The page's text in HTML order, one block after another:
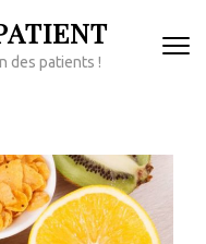
des patients !